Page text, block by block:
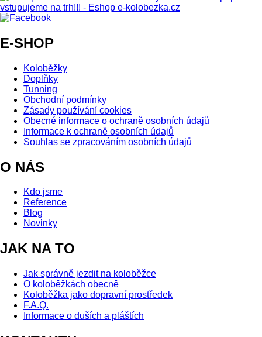
E-SHOP
Koloběžky
Doplňky
Tunning
Obchodní podmínky
Zásady používání cookies
Obecné informace o ochraně osobních údajů
Informace k ochraně osobních údajů
Souhlas se zpracováním osobních údajů
O NÁS
Kdo jsme
Reference
Blog
Novinky
JAK NA TO
Jak správně jezdit na koloběžce
O koloběžkách obecně
Koloběžka jako dopravní prostředek
F.A.Q.
Informace o duších a pláštích